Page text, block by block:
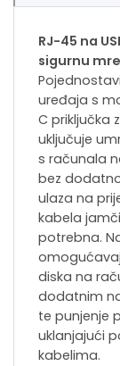
RJ-45 na
sigurnu
uređaja s
C priključka
uključuje
s računala
bez
ulaza na
kabela
potrebna.
diska na
dodatnim
te punjenje
uklanjajući
kabelima.